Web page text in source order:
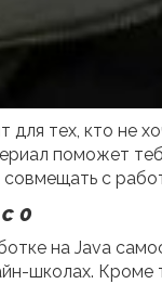
для тех, кто не
поможет
с
0
на Java
школах. Кроме